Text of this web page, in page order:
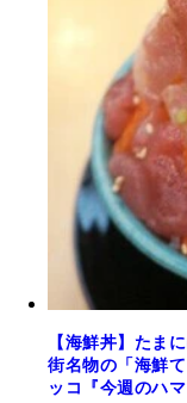
【海鮮丼】たま
街名物の「海鮮
ッコ『今週のハ